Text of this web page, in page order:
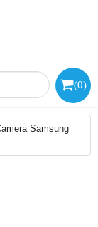
(0)
Samsung